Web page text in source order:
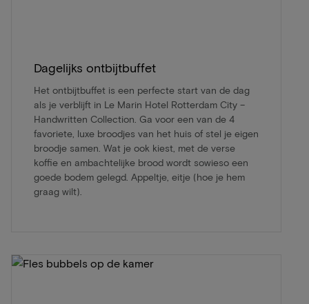
Dagelijks ontbijtbuffet
Het ontbijtbuffet is een perfecte start van de dag
als je verblijft in Le Marin Hotel Rotterdam City –
Handwritten Collection. Ga voor een van de 4
favoriete, luxe broodjes van het huis of stel je eigen
broodje samen. Wat je ook kiest, met de verse
koffie en ambachtelijke brood wordt sowieso een
goede bodem gelegd. Appeltje, eitje (hoe je hem
graag wilt).